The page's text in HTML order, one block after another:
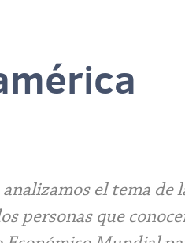
el tema de
personas que